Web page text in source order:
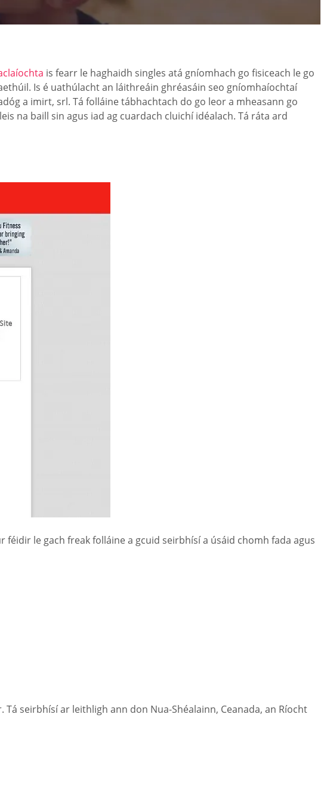
is fearr le haghaidh singles atá gníomhach go fisiceach le go
Is é uathúlacht an láithreáin ghréasáin seo gníomhaíochtaí
a imirt, srl. Tá folláine tábhachtach do go leor a mheasann go
na baill sin agus iad ag cuardach cluichí idéalach. Tá ráta ard
le gach freak folláine a gcuid seirbhísí a úsáid chomh fada agus
seirbhísí ar leithligh ann don Nua-Shéalainn, Ceanada, an Ríocht